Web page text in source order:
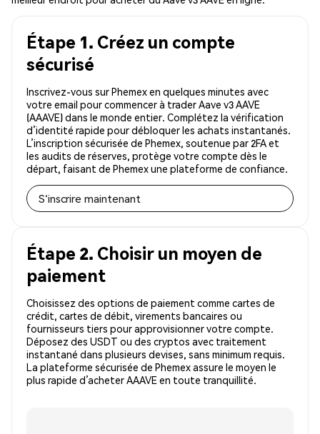
Étape 1. Créez un compte
sécurisé
Inscrivez-vous sur Phemex en quelques minutes avec
votre email pour commencer à trader Aave v3 AAVE
(AAAVE) dans le monde entier. Complétez la vérification
d’identité rapide pour débloquer les achats instantanés.
L’inscription sécurisée de Phemex, soutenue par 2FA et
les audits de réserves, protège votre compte dès le
départ, faisant de Phemex une plateforme de confiance.
S'inscrire maintenant
Étape 2. Choisir un moyen de
paiement
Choisissez des options de paiement comme cartes de
crédit, cartes de débit, virements bancaires ou
fournisseurs tiers pour approvisionner votre compte.
Déposez des USDT ou des cryptos avec traitement
instantané dans plusieurs devises, sans minimum requis.
La plateforme sécurisée de Phemex assure le moyen le
plus rapide d’acheter AAAVE en toute tranquillité.